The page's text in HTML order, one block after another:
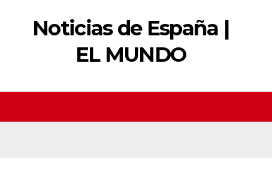
Noticias de España |
EL MUNDO